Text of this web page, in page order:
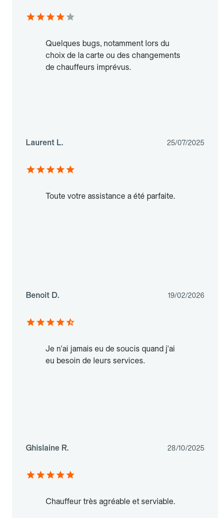
Quelques bugs, notamment lors du
choix de la carte ou des changements
de chauffeurs imprévus.
Laurent L. 25/07/2025
Toute votre assistance a été parfaite.
Benoit D. 19/02/2026
Je n'ai jamais eu de soucis quand j'ai
eu besoin de leurs services.
Ghislaine R. 28/10/2025
Chauffeur très agréable et serviable.